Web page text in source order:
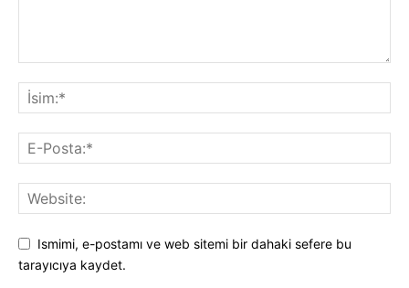
Ismimi, e-postamı ve web sitemi bir dahaki sefere bu
tarayıcıya kaydet.